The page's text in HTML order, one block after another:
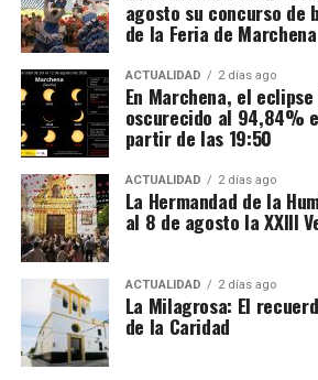
agosto su concurso de
de la Feria de Marchena
ACTUALIDAD 2 días ago
En Marchena, el
oscurecido al 94,84%
partir de las 19:50
ACTUALIDAD 2 días ago
La Hermandad de la
al 8 de agosto la XXIII
ACTUALIDAD 2 días ago
La Milagrosa: El
de la Caridad